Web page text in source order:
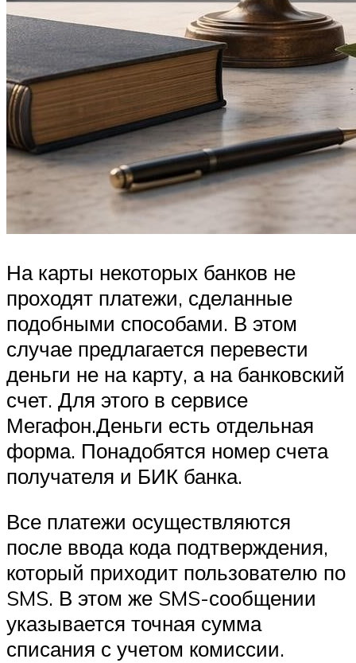
На карты некоторых банков не
проходят платежи, сделанные
подобными способами. В этом
случае предлагается перевести
деньги не на карту, а на банковский
счет. Для этого в сервисе
Мегафон.Деньги есть отдельная
форма. Понадобятся номер счета
получателя и БИК банка.
Все платежи осуществляются
после ввода кода подтверждения,
который приходит пользователю по
SMS. В этом же SMS-сообщении
указывается точная сумма
списания с учетом комиссии.